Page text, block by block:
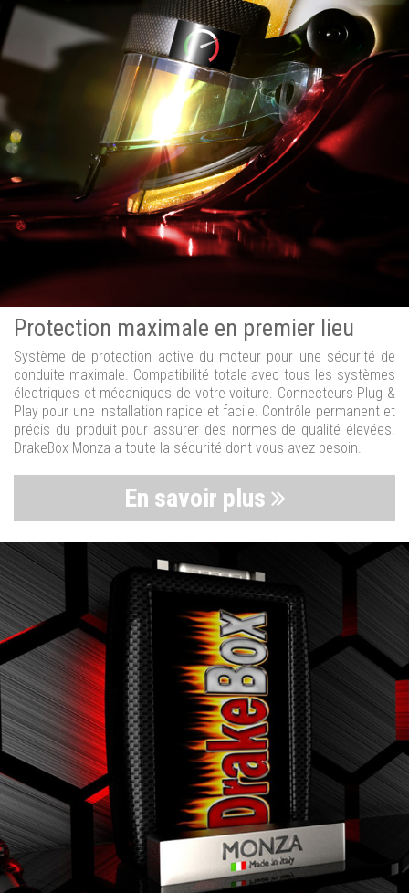
Protection maximale en premier lieu
Système de protection active du moteur pour une sécurité de
conduite maximale. Compatibilité totale avec tous les systèmes
électriques et mécaniques de votre voiture. Connecteurs Plug &
Play pour une installation rapide et facile. Contrôle permanent et
précis du produit pour assurer des normes de qualité élevées.
DrakeBox Monza a toute la sécurité dont vous avez besoin.
En savoir plus